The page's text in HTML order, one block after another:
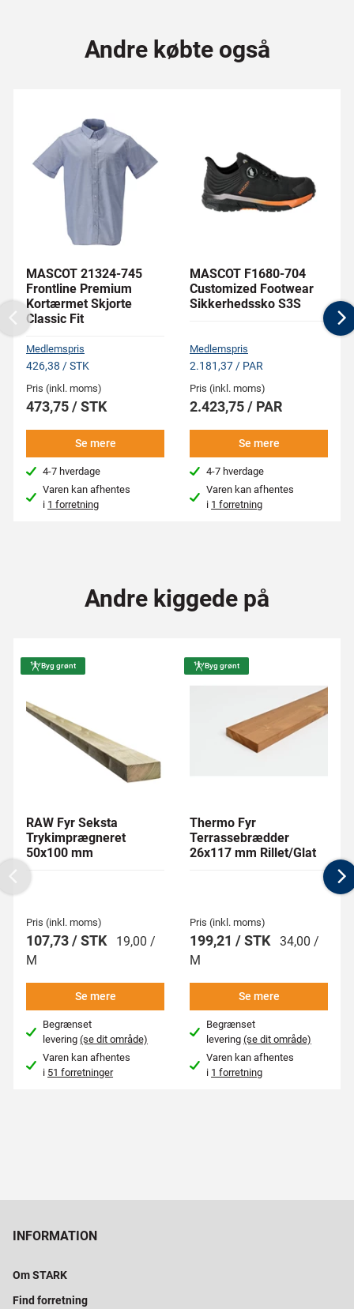
Andre købte også
MASCOT 21324-745
Frontline Premium
Kortærmet Skjorte
Classic Fit
Medlemspris
426,38 / STK
Pris (inkl. moms)
473,75 / STK
Se mere
4-7 hverdage
Varen kan afhentes
i 1 forretning
MASCOT F1680-704
Customized Footwear
Sikkerhedssko S3S
Medlemspris
2.181,37 / PAR
Pris (inkl. moms)
2.423,75 / PAR
Se mere
4-7 hverdage
Varen kan afhentes
i 1 forretning
Previous
Andre kiggede på
Byg grønt
RAW Fyr Seksta
Trykimprægneret
50x100 mm
Pris (inkl. moms)
107,73 / STK
19,00 /
M
Se mere
Begrænset
levering(se dit område)
Varen kan afhentes
i 51 forretninger
Byg grønt
Thermo Fyr
Terrassebrædder
26x117 mm Rillet/Glat
Pris (inkl. moms)
199,21 / STK 34,00 /
M
Se mere
Begrænset
levering(se dit område)
Varen kan afhentes
i 1 forretning
Previous
INFORMATION
Om STARK
Find forretning